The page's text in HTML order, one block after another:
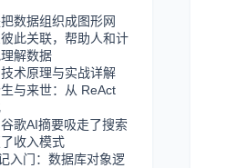
数据组织成图形网
此关联，帮助人和计
解数据
术原理与实战详解
与来世：从 ReAct
歌AI摘要吸走了搜索
收入模式
入门：数据库对象逻